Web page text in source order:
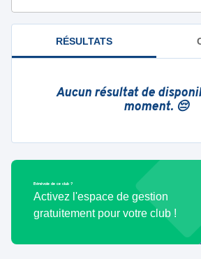
RÉSULTATS
Aucun résultat de
moment. 😔
Bénévole de ce club ?
Activez l'espace de gestion
gratuitement pour votre club !